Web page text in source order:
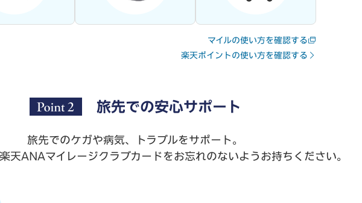
マイルの使い方を確認する
楽天ポイントの使い方を確認する
旅先での安心サポート
旅先でのケガや病気、トラブルをサポート。
天ANAマイレージクラブカードをお忘れのないようお持ちください。